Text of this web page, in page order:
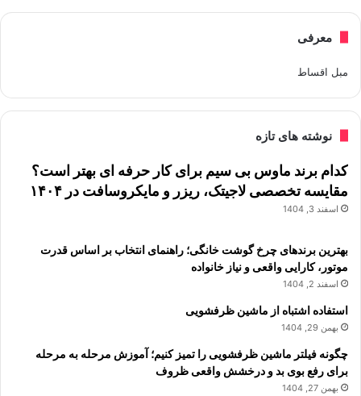
معرفی
مبل اقساط
نوشته های تازه
کدام برند ماوس بی سیم برای کار حرفه ای بهتر است؟
مقایسه تخصصی لاجیتک، ریزر و مایکروسافت در ۱۴۰۴
اسفند 3, 1404
بهترین برندهای چرخ گوشت خانگی؛ راهنمای انتخاب بر اساس قدرت
موتور، کارایی واقعی و نیاز خانواده
اسفند 2, 1404
استفاده اشتباه از ماشین ظرفشویی
بهمن 29, 1404
چگونه فیلتر ماشین ظرفشویی را تمیز کنیم؛ آموزش مرحله به مرحله
برای رفع بوی بد و درخشش واقعی ظروف
بهمن 27, 1404